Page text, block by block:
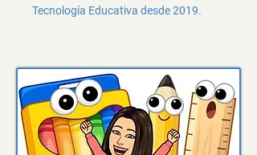
Tecnología Educativa desde 2019.